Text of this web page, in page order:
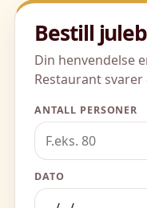
Bestill
Din henvendelse
Restaurant
ANTALL PERSONER
DATO